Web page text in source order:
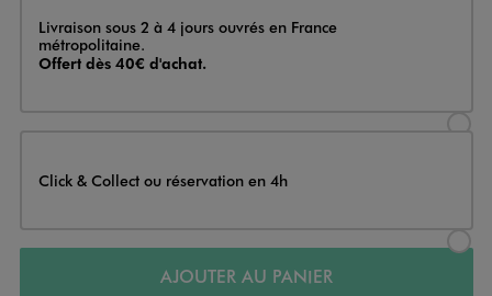
Livraison
Livraison sous 2 à 4 jours ouvrés en France
métropolitaine.
Offert dès 40€ d'achat.
Click & Collect ou réservation en 4h
AJOUTER AU PANIER